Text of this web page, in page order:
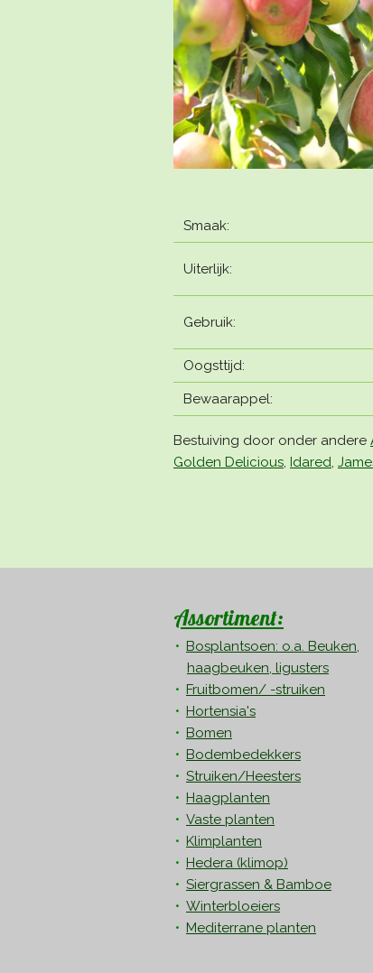
Smaak:
Uiterlijk:
Gebruik:
Oogsttijd:
Bewaarappel:
Bestuiving door onder andere
Golden Delicious, Idared,
Assortiment:
Bosplantsoen: o.a. Beuken,
haagbeuken, ligusters
Fruitbomen/ -struiken
Hortensia's
Bomen
Bodembedekkers
Struiken/Heesters
Haagplanten
Vaste planten
Klimplanten
Hedera (klimop)
Siergrassen & Bamboe
Winterbloeiers
Mediterrane planten